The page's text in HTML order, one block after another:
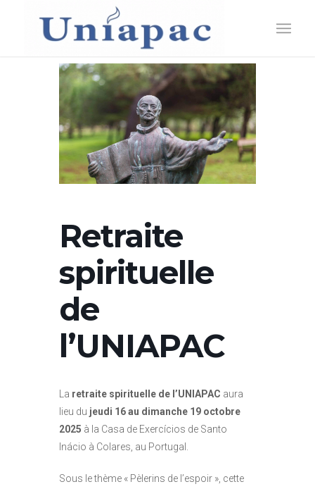
Retraite
spirituelle
de
l’UNIAPAC
La retraite spirituelle de l’UNIAPAC aura
lieu du jeudi 16 au dimanche 19 octobre
2025 à la Casa de Exercícios de Santo
Inácio à Colares, au Portugal.
Sous le thème « Pèlerins de l’espoir », cette